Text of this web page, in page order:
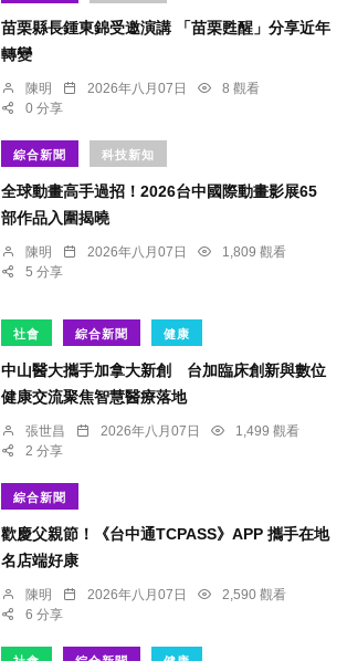
苗栗縣長鍾東錦受邀演講 「苗栗甦醒」分享近年
轉變
陳明 2026年八月07日
8 觀看
0 分享
綜合新聞 科技新知
全球動畫高手過招！2026台中國際動畫影展65
部作品入圍揭曉
陳明 2026年八月07日
1,809 觀看
5 分享
社會 綜合新聞 健康
中山醫大攜手加拿大新創 台加臨床創新與數位
健康交流聚焦智慧醫療落地
張世昌 2026年八月07日
1,499 觀看
2 分享
綜合新聞
歡慶父親節！《台中通TCPASS》APP 攜手在地
名店端好康
陳明 2026年八月07日
2,590 觀看
6 分享